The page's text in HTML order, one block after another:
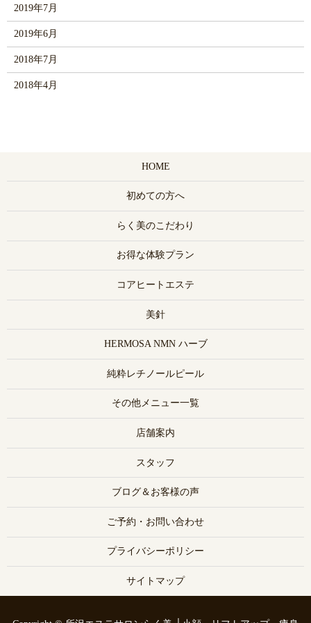
2019年7月
2019年6月
2018年7月
2018年4月
HOME
初めての方へ
らく美のこだわり
お得な体験プラン
コアヒートエステ
美針
HERMOSA NMN ハーブ
純粋レチノールピール
その他メニュー一覧
店舗案内
スタッフ
ブログ＆お客様の声
ご予約・お問い合わせ
プライバシーポリシー
サイトマップ